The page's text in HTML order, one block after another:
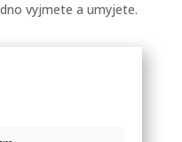
vyjmete a umyjete.